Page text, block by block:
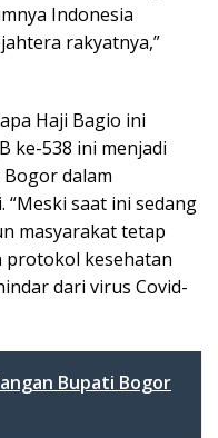
Indonesia
rakyatnya,”
Haji Bagio ini
ke-538 ini menjadi
dalam
“Meski saat ini sedang
masyarakat tetap
protokol kesehatan
dari virus Covid-
Bupati Bogor